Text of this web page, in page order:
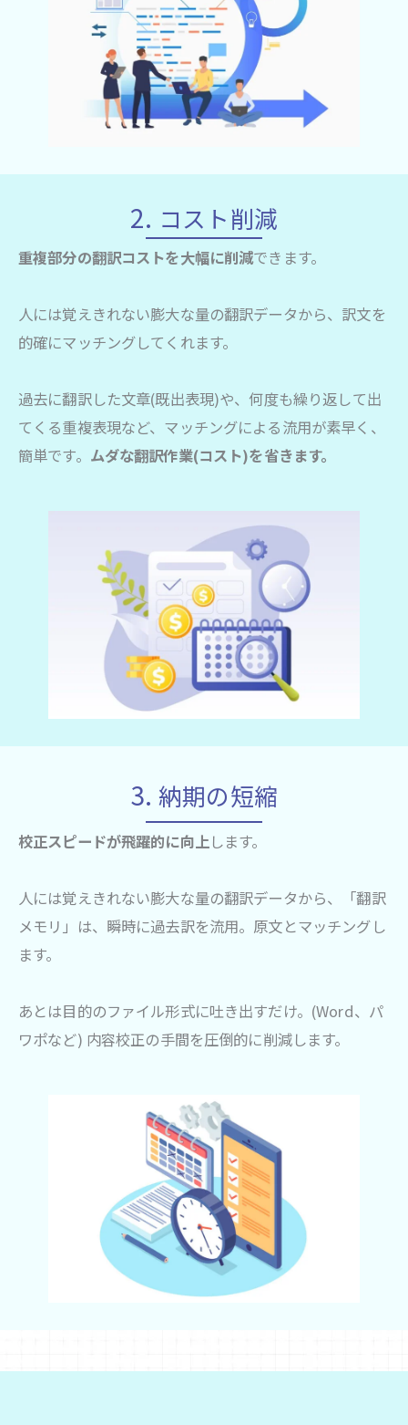
2. コスト削減
重複部分の翻訳コストを大幅に削減できます。
人には覚えきれない膨大な量の翻訳データから、訳文を
的確にマッチングしてくれます。
過去に翻訳した文章(既出表現)や、何度も繰り返して出
てくる重複表現など、マッチングによる流用が素早く、
簡単です。 ムダな翻訳作業(コスト)を省きます。
3. 納期の短縮
校正スピードが飛躍的に向上します。
人には覚えきれない膨大な量の翻訳データから、「翻訳
メモリ」は、瞬時に過去訳を流用。原文とマッチングし
ます。
あとは目的のファイル形式に吐き出すだけ。(Word、パ
ワポなど) 内容校正の手間を圧倒的に削減します。